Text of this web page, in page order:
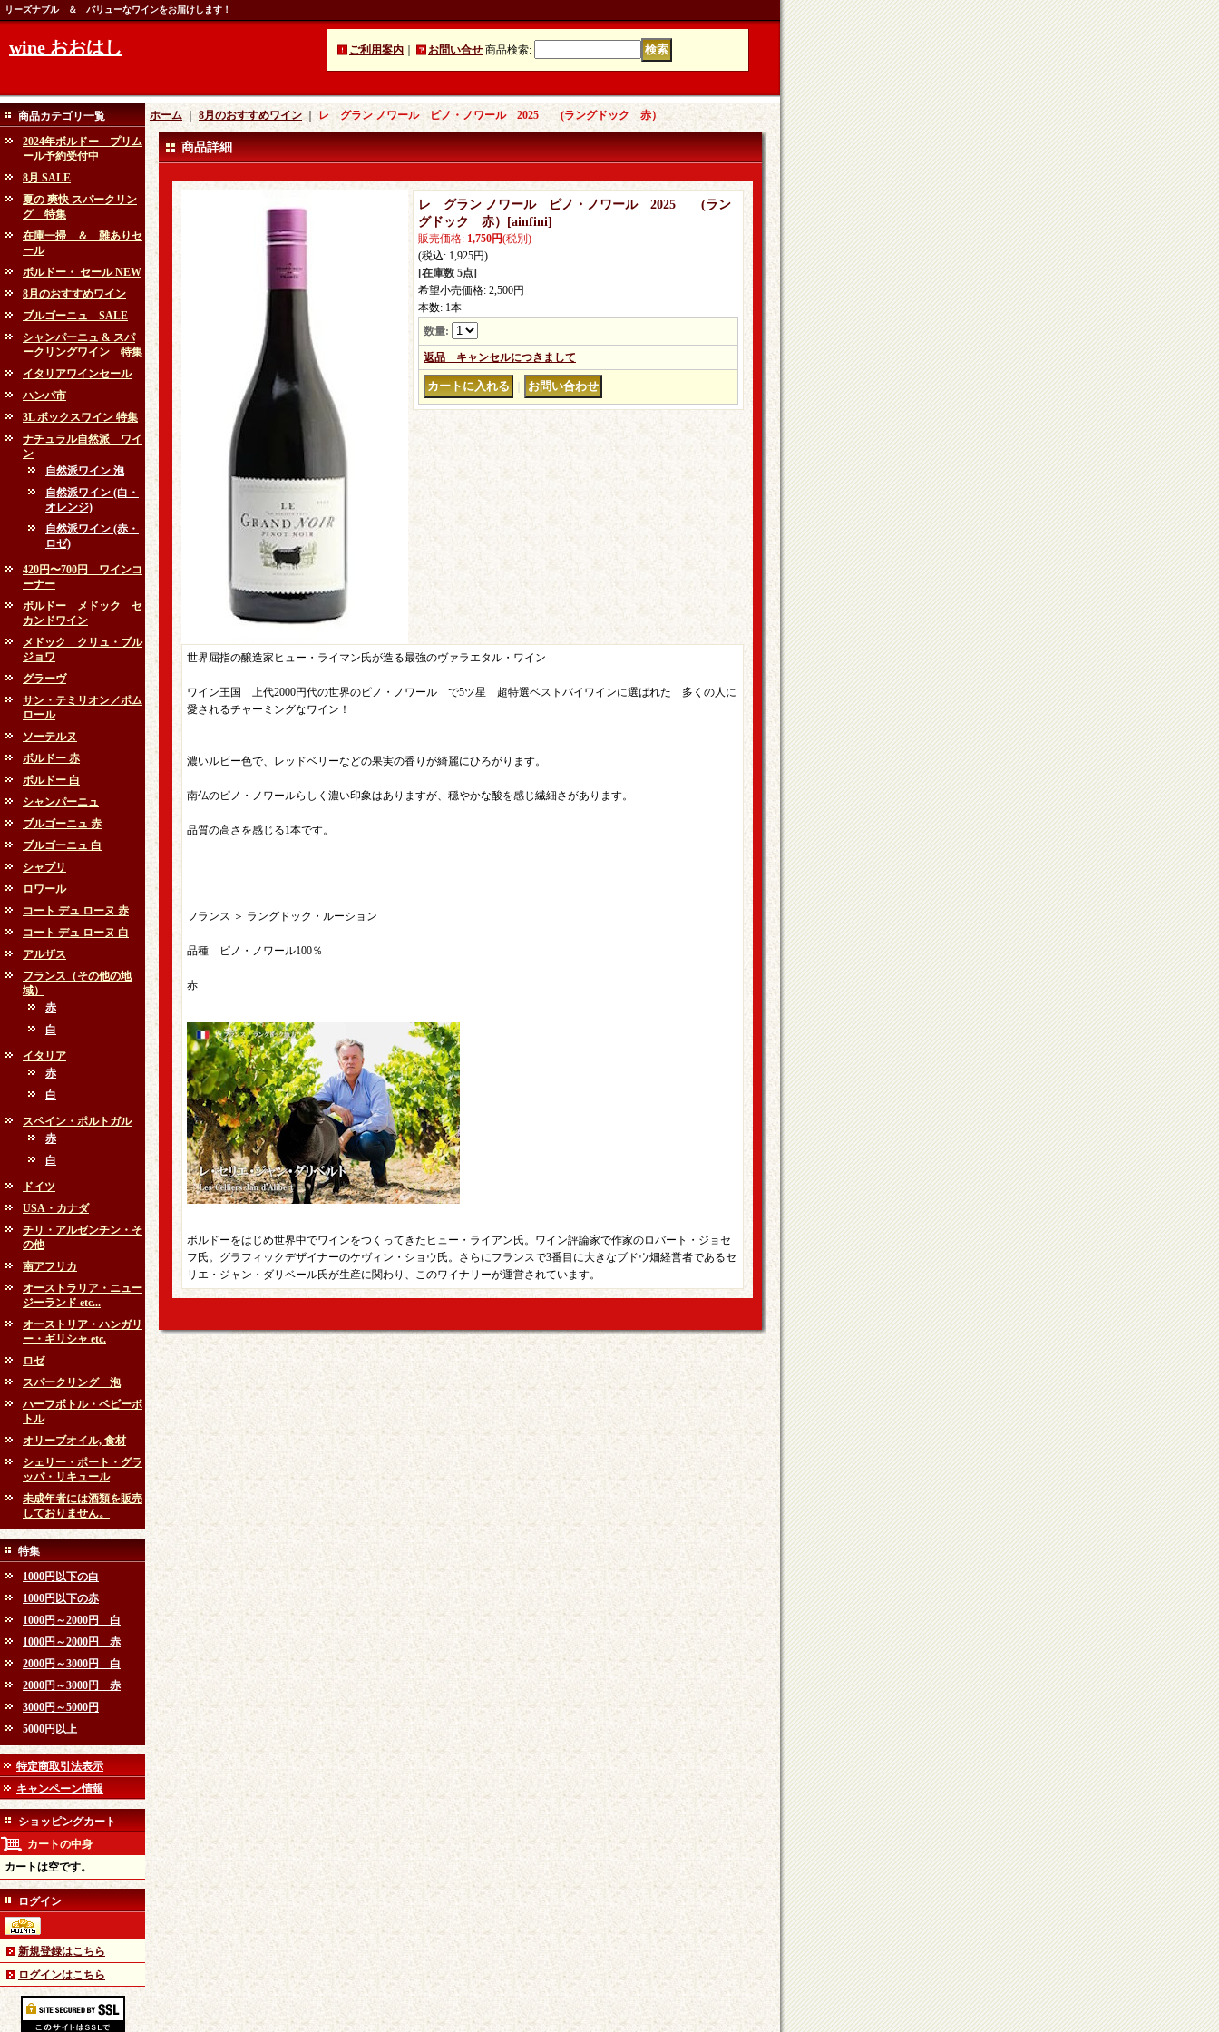
リーズナブル ＆ バリューなワインをお届けします！
wine おおはし ご利用案内 お問い合せ 商品検索:
商品カテゴリ一覧
2024年ボルドー プリム
ール予約受付中
8月 SALE
夏の 爽快 スパークリン
グ 特集
在庫一掃 ＆ 難ありセ
ール
ボルドー・ セール NEW
8月のおすすめワイン
ブルゴーニュ SALE
シャンパーニュ & スパ
ークリングワイン 特集
イタリアワインセール
ハンパ市
3L ボックスワイン 特集
ナチュラル自然派 ワイ
ン
自然派ワイン 泡
自然派ワイン (白・
オレンジ)
自然派ワイン (赤・
ロゼ)
420円〜700円 ワインコ
ーナー
ボルドー メドック セ
カンドワイン
メドック クリュ・ブル
ジョワ
グラーヴ
サン・テミリオン／ポム
ロール
ソーテルヌ
ボルドー 赤
ボルドー 白
シャンパーニュ
ブルゴーニュ 赤
ブルゴーニュ 白
シャブリ
ロワール
コート デュ ローヌ 赤
コート デュ ローヌ 白
アルザス
フランス（その他の地
域）
赤
白
イタリア
赤
白
スペイン・ポルトガル
赤
白
ドイツ
USA・カナダ
チリ・アルゼンチン・そ
の他
南アフリカ
オーストラリア・ニュー
ジーランド etc...
オーストリア・ハンガリ
ー・ギリシャ etc.
ロゼ
スパークリング 泡
ハーフボトル・ベビーボ
トル
オリーブオイル, 食材
シェリー・ポート・グラ
ッパ・リキュール
未成年者には酒類を販売
しておりません。
特集
1000円以下の白
1000円以下の赤
1000円～2000円 白
1000円～2000円 赤
2000円～3000円 白
2000円～3000円 赤
3000円～5000円
5000円以上
特定商取引法表示
キャンペーン情報
ショッピングカート
カートの中身
カートは空です。
ログイン
新規登録はこちら
ログインはこちら
ホーム 8月のおすすめワイン ｜ レ グラン ノワール ピノ・ノワール 2025 (ラングドック 赤）
商品詳細
レ グラン ノワール ピノ・ノワール 2025 (ラン
グドック 赤）
[ainfini]
販売価格: 1,750円(税別)
(税込: 1,925円)
[在庫数 5点]
希望小売価格: 2,500円
本数: 1本
数量:
返品 キャンセルにつきまして
世界屈指の醸造家ヒュー・ライマン氏が造る最強のヴァラエタル・ワイン
ワイン王国 上代2000円代の世界のピノ・ノワール で5ツ星 超特選ベストバイワインに選ばれた 多くの人に
愛されるチャーミングなワイン！
濃いルビー色で、レッドベリーなどの果実の香りが綺麗にひろがります。
南仏のピノ・ノワールらしく濃い印象はありますが、穏やかな酸を感じ繊細さがあります。
品質の高さを感じる1本です。
フランス ＞ ラングドック・ルーション
品種 ピノ・ノワール100％
赤
ボルドーをはじめ世界中でワインをつくってきたヒュー・ライアン氏。ワイン評論家で作家のロバート・ジョセ
フ氏。グラフィックデザイナーのケヴィン・ショウ氏。さらにフランスで3番目に大きなブドウ畑経営者であるセ
リエ・ジャン・ダリベール氏が生産に関わり、このワイナリーが運営されています。